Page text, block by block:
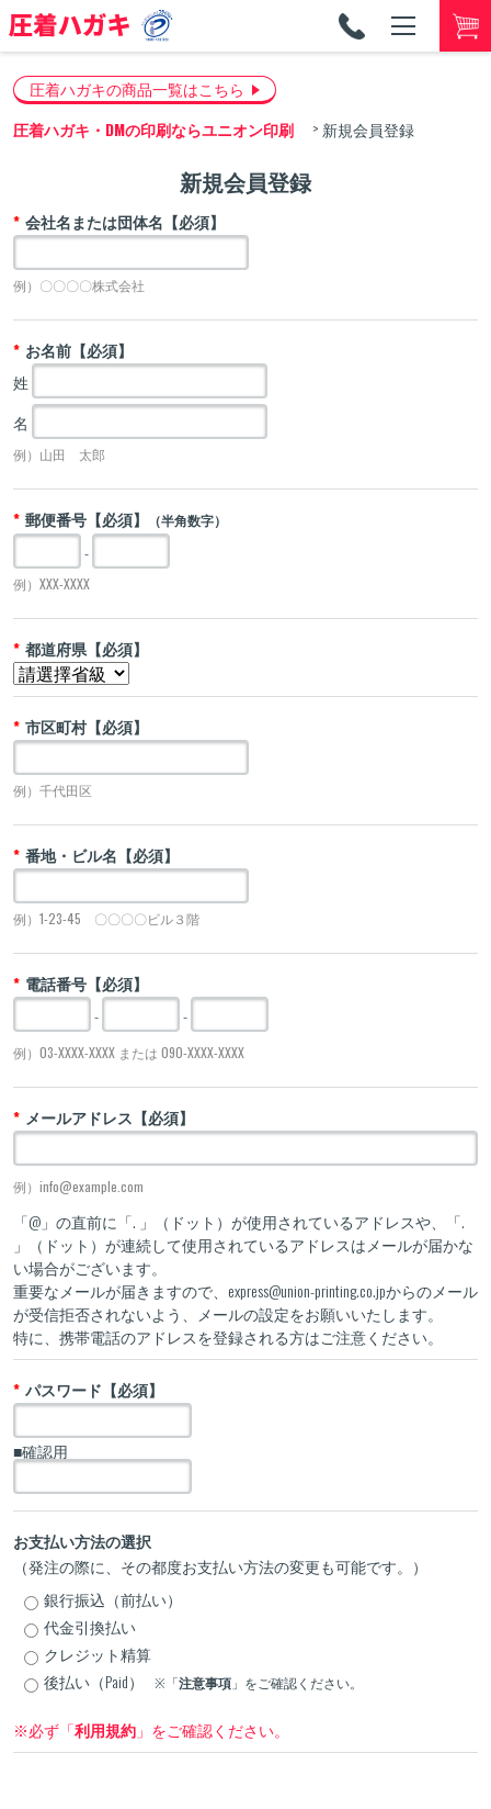
TEL
圧着ハガキの商品一覧はこちら
圧着ハガキ・DMの印刷ならユニオン印刷
新規会員登録
新規会員登録
会社名または団体名【必須】
例）〇〇〇〇株式会社
お名前【必須】
姓
名
例）山田 太郎
郵便番号【必須】 （半角数字）
-
例）XXX-XXXX
都道府県【必須】
市区町村【必須】
例）千代田区
番地・ビル名【必須】
例）1-23-45 〇〇〇〇ビル３階
電話番号【必須】
-
-
例）03-XXXX-XXXX または 090-XXXX-XXXX
メールアドレス【必須】
例）info@example.com
「@」の直前に「. 」（ドット）が使用されているアドレスや、「.
」（ドット）が連続して使用されているアドレスはメールが届かな
い場合がございます。
重要なメールが届きますので、express@union-printing.co.jpからのメール
が受信拒否されないよう、メールの設定をお願いいたします。
特に、携帯電話のアドレスを登録される方はご注意ください。
パスワード【必須】
■確認用
お支払い方法の選択
（発注の際に、その都度お支払い方法の変更も可能です。）
銀行振込（前払い）
代金引換払い
クレジット精算
後払い（Paid）
※「注意事項 」をご確認ください。
※必ず「利用規約 」をご確認ください。